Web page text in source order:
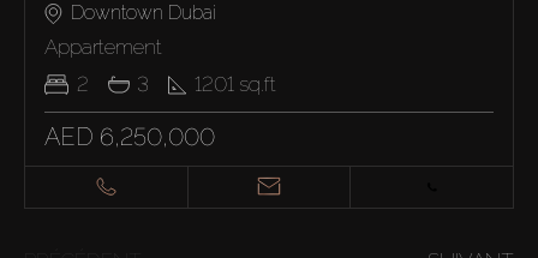
Downtown Dubai
Appartement
2
3 1201 sq.ft
AED 6,250,000